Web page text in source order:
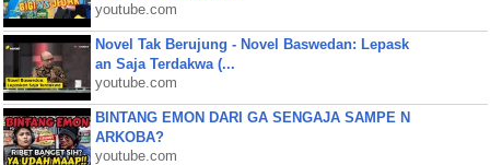
youtube.com
Novel Tak Berujung - Novel Baswedan: Lepask
an Saja Terdakwa (...
youtube.com
BINTANG EMON DARI GA SENGAJA SAMPE N
ARKOBA?
youtube.com